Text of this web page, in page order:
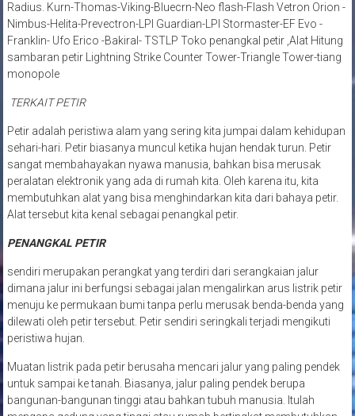
Radius. Kurn-Thomas-Viking-Bluecrn-Neo flash-Flash Vetron Orion -
Nimbus-Helita-Prevectron-LPI Guardian-LPI Stormaster-EF Evo -
Franklin- Ufo Erico -Bakiral- TSTLP Toko penangkal petir ,Alat Hitung
sambaran petir Lightning Strike Counter Tower-Triangle Tower-tiang
monopole
TERKAIT PETIR
Petir adalah peristiwa alam yang sering kita jumpai dalam kehidupan
sehari-hari. Petir biasanya muncul ketika hujan hendak turun. Petir
sangat membahayakan nyawa manusia, bahkan bisa merusak
peralatan elektronik yang ada di rumah kita. Oleh karena itu, kita
membutuhkan alat yang bisa menghindarkan kita dari bahaya petir.
Alat tersebut kita kenal sebagai penangkal petir.
PENANGKAL PETIR
sendiri merupakan perangkat yang terdiri dari serangkaian jalur
dimana jalur ini berfungsi sebagai jalan mengalirkan arus listrik petir
menuju ke permukaan bumi tanpa perlu merusak benda-benda yang
dilewati oleh petir tersebut. Petir sendiri seringkali terjadi mengikuti
peristiwa hujan.
Muatan listrik pada petir berusaha mencari jalur yang paling pendek
untuk sampai ke tanah. Biasanya, jalur paling pendek berupa
bangunan-bangunan tinggi atau bahkan tubuh manusia. Itulah